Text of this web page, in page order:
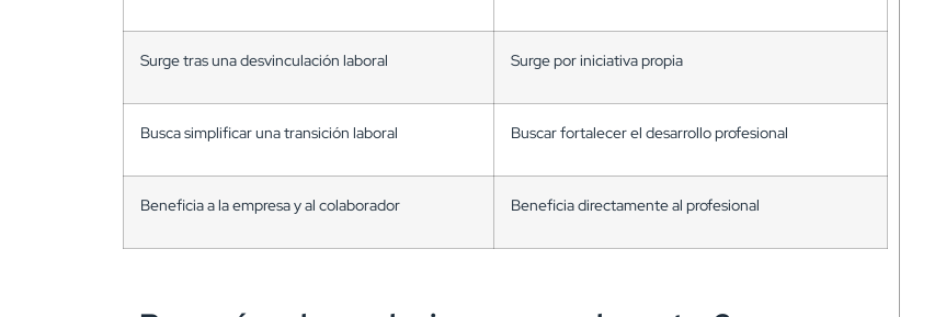
Surge tras una desvinculación laboral Surge por iniciativa propia
Busca simplificar una transición laboral Buscar fortalecer el desarrollo profesional
Beneficia a la empresa y al colaborador Beneficia directamente al profesional